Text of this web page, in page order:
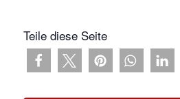
Teile diese Seite